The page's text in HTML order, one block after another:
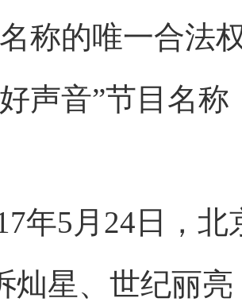
称的唯一合法
声音”节目名
年5月24日，
灿星、世纪丽